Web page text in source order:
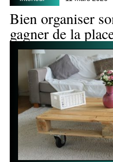
Bien organiser
gagner de la